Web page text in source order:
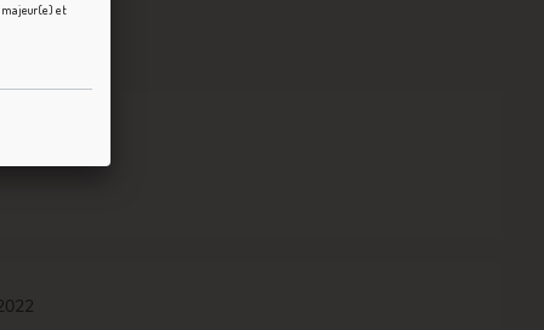
majeur(e) et